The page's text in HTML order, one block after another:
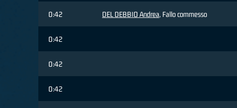
0:42 DEL DEBBIO Andrea, Fallo commesso
0:42
0:42
0:42